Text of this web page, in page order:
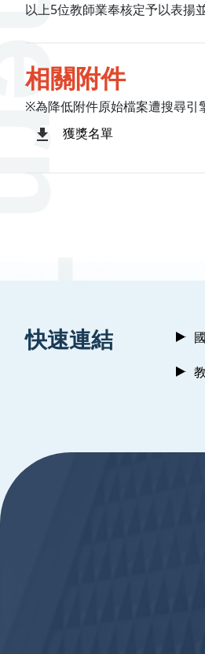
以上5位教師業奉核定予以表揚
相關附件
※為降低附件原始檔案遭搜尋引
獲獎名單
快速連結